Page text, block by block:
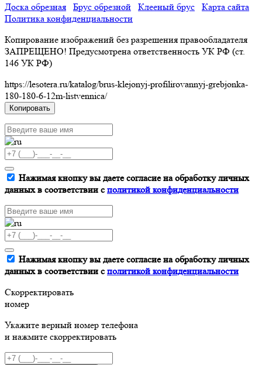
Доска обрезная
Брус обрезной Клееный брус
Карта сайта
Политика конфиденциальности
Копирование изображений без разрешения правообладателя
ЗАПРЕЩЕНО! Предусмотрена ответственность УК РФ (ст.
146 УК РФ)
https://lesotera.ru/katalog/brus-klejonyj-profilirovannyj-grebjonka-
180-180-6-12m-listvennica/
Копировать
Нажимая кнопку вы даете согласие на обработку личных
данных в соответствии сполитикой конфиденциальности
Нажимая кнопку вы даете согласие на обработку личных
данных в соответствии сполитикой конфиденциальности
Скорректировать
номер
Укажите верный номер телефона
и нажмите скорректировать